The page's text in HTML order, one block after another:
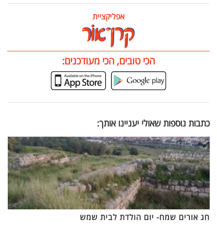
אפליקציית
הכי טובים, הכי מעודכנים:
כתבות נוספות שאולי יעניינו אותך:
חג אורים שמח- יום הולדת לבית שמש